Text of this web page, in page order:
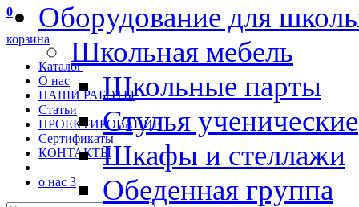
0
корзина
Каталог
О нас
НАШИ РАБОТЫ
Статьи
ПРОЕКТИРОВАНИЕ
Сертификаты
КОНТАКТЫ
о нас 3
Оборудование для
Школьная мебель
Школьные парты
Стулья ученические
Шкафы и стеллажи
Обеденная группа